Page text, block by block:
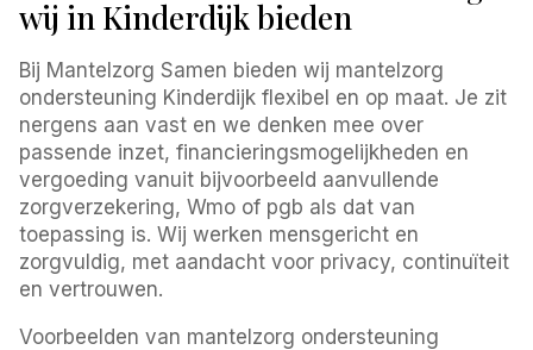
wij in Kinderdijk bieden
Bij Mantelzorg Samen bieden wij mantelzorg
ondersteuning Kinderdijk flexibel en op maat. Je zit
nergens aan vast en we denken mee over
passende inzet, financieringsmogelijkheden en
vergoeding vanuit bijvoorbeeld aanvullende
zorgverzekering, Wmo of pgb als dat van
toepassing is. Wij werken mensgericht en
zorgvuldig, met aandacht voor privacy, continuïteit
en vertrouwen.
Voorbeelden van mantelzorg ondersteuning